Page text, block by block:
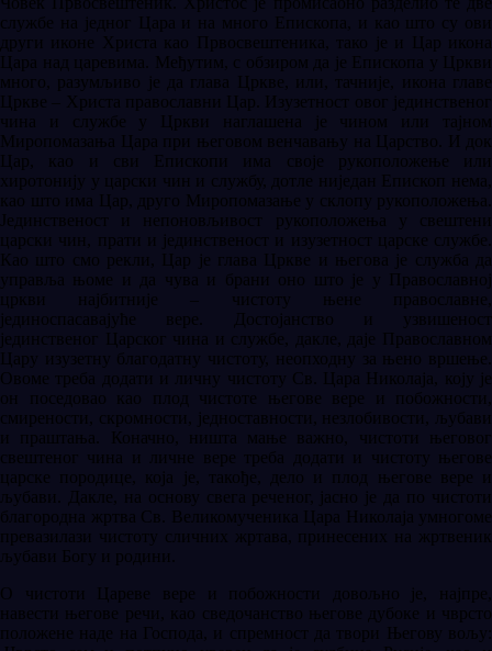
службе на једног Цара и на много Епископа, и као што су ови
други иконе Христа као Првосвештеника, тако је и Цар икона
Цара над царевима. Међутим, с обзиром да је Епископа у Цркви
много, разумљиво је да глава Цркве, или, тачније, икона главе
Цркве – Христа православни Цар. Изузетност овог јединственог
чина и службе у Цркви наглашена је чином или тајном
Миропомазања Цара при његовом венчавању на Царство. И док
Цар, као и сви Епископи има своје рукоположење или
хиротонију у царски чин и службу, дотле ниједан Епископ нема,
као што има Цар, друго Миропомазање у склопу рукоположења.
Јединственост и непоновљивост рукоположења у свештени
царски чин, прати и јединственост и изузетност царске службе.
Као што смо рекли, Цар је глава Цркве и његова је служба да
управља њоме и да чува и брани оно што је у Православној
цркви најбитније – чистоту њене православне,
јединоспасавајуће вере. Достојанство и узвишеност
јединственог Царског чина и службе, дакле, даје Православном
Цару изузетну благодатну чистоту, неопходну за њено вршење.
Овоме треба додати и личну чистоту Св. Цара Николаја, коју је
он поседовао као плод чистоте његове вере и побожности,
смирености, скромности, једноставности, незлобивости, љубави
и праштања. Коначно, ништа мање важно, чистоти његовог
свештеног чина и личне вере треба додати и чистоту његове
царске породице, која је, такође, дело и плод његове вере и
љубави. Дакле, на основу свега реченог, јасно је да по чистоти
благородна жртва Св. Великомученика Цара Николаја умногоме
превазилази чистоту сличних жртава, принесених на жртвеник
љубави Богу и родини.
О чистоти Цареве вере и побожности довољно је, најпре,
навести његове речи, као сведочанство његове дубоке и чврсто
положене наде на Господа, и спремност да твори Његову вољу: